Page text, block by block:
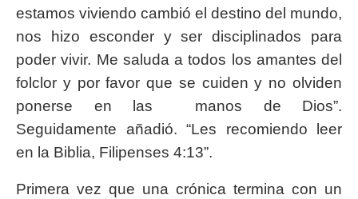
estamos viviendo cambió el destino del mundo,
nos hizo esconder y ser disciplinados para
poder vivir. Me saluda a todos los amantes del
folclor y por favor que se cuiden y no olviden
ponerse en las manos de Dios”.
Seguidamente añadió. “Les recomiendo leer
en la Biblia, Filipenses 4:13”.
Primera vez que una crónica termina con un